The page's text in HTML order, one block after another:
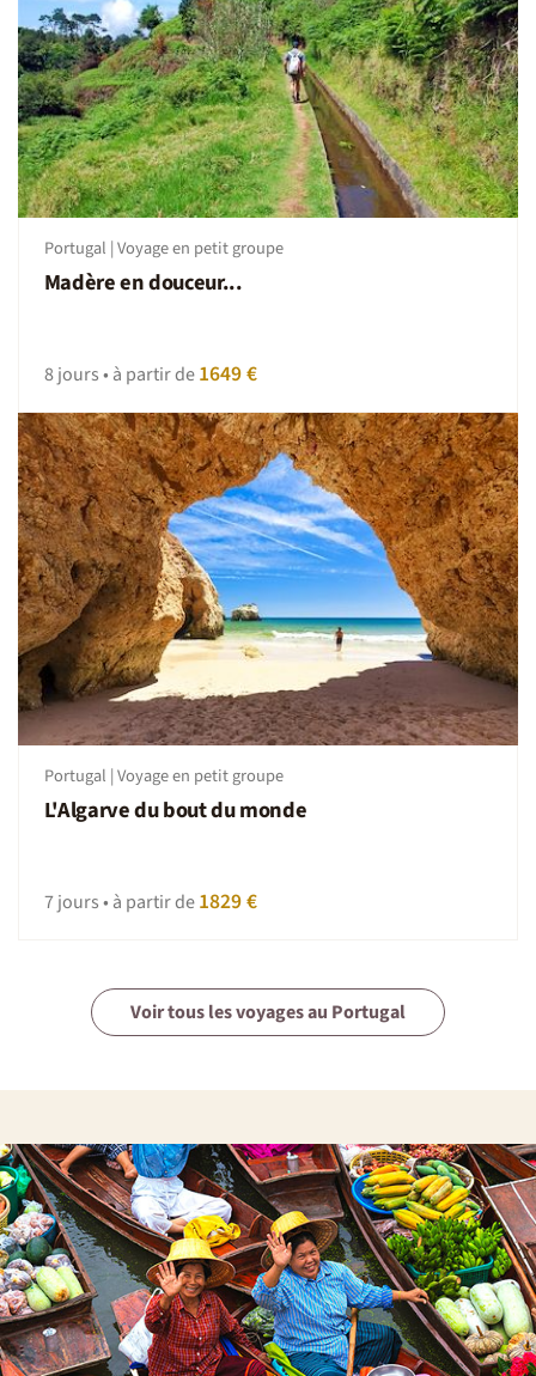
Portugal | Voyage en petit groupe
Madère en douceur...
8 jours • à partir de1649 €
Portugal | Voyage en petit groupe
L'Algarve du bout du monde
7 jours • à partir de1829 €
Voir tous les voyages au Portugal